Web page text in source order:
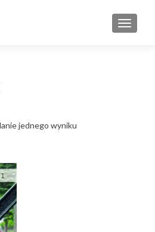
jednego wyniku